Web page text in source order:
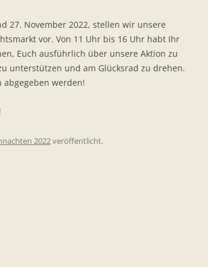
27. November 2022, stellen wir unsere
vor. Von 11 Uhr bis 16 Uhr habt Ihr
Euch ausführlich über unsere Aktion zu
unterstützen und am Glücksrad zu drehen.
abgegeben werden!
2022veröffentlicht.